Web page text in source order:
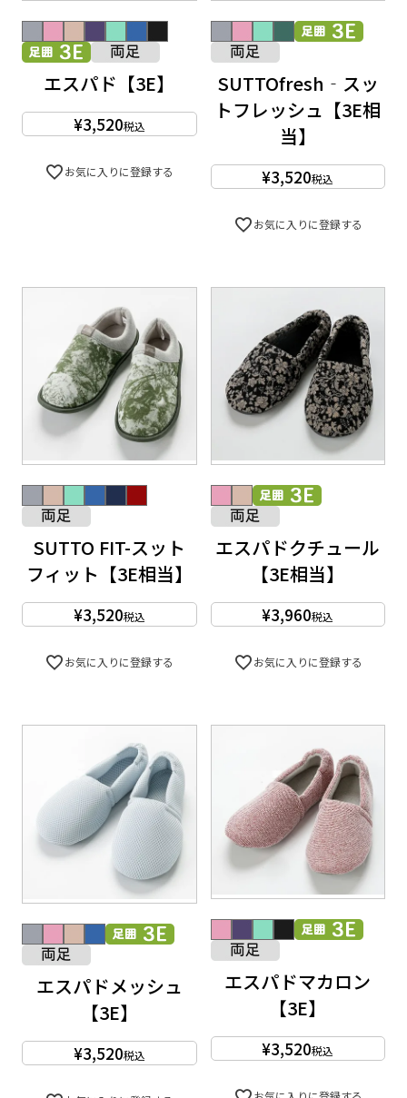
エスパド【3E】
¥3,520税込
お気に入りに登録する
SUTTOfresh‐スッ
トフレッシュ【3E相
当】
¥3,520税込
お気に入りに登録する
SUTTO FIT-スット
フィット【3E相当】
¥3,520税込
お気に入りに登録する
エスパドクチュール
【3E相当】
¥3,960税込
お気に入りに登録する
エスパドメッシュ
【3E】
¥3,520税込
エスパドマカロン
【3E】
¥3,520税込